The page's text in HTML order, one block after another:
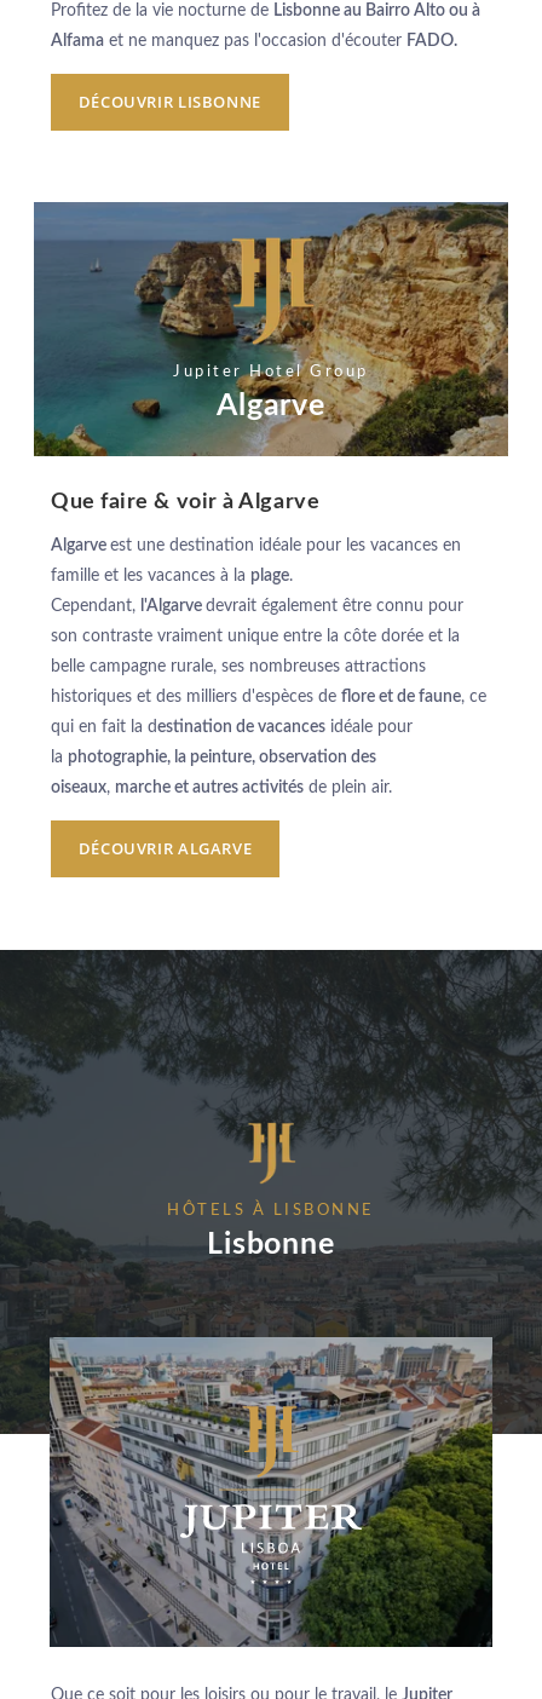
Profitez de la vie nocturne de Lisbonne au Bairro Alto ou à
Alfama et ne manquez pas l'occasion d'écouter FADO.
DÉCOUVRIR LISBONNE
Jupiter Hotel Group
Algarve
Que faire & voir à Algarve
Algarve est une destination idéale pour les vacances en
famille et les vacances à la plage.
Cependant, l'Algarve devrait également être connu pour
son contraste vraiment unique entre la côte dorée et la
belle campagne rurale, ses nombreuses attractions
historiques et des milliers d'espèces de flore et de faune, ce
qui en fait la destination de vacances idéale pour
la photographie, la peinture, observation des
oiseaux, marche et autres activités de plein air.
DÉCOUVRIR ALGARVE
HÔTELS À LISBONNE
Lisbonne
Que ce soit pour les loisirs ou pour le travail, le Jupiter